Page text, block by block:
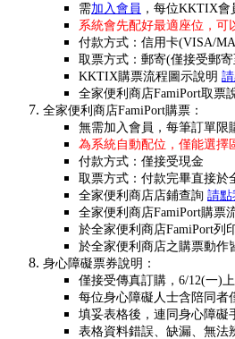
需加入會員 ，每位KKTIX會
系統會先配好最適座位，可
付款方式：信用卡(VISA/
取票方式：郵寄(僅接受郵
KKTIX購票流程圖示說明
全家便利商店FamiPort取票
全家便利商店FamiPort購票：
無需加入會員，每筆訂單限
為系統自動配位，僅能選擇
付款方式：僅接受現金
取票方式：付款完畢直接於
全家便利商店店鋪查詢 請點
全家便利商店FamiPort購票
於全家便利商店FamiPort列
於全家便利商店之購票動作
身心障礙票券說明：
僅接受傳真訂購，6/12(一)
每位身心障礙人士含陪同者
填妥表格後，連同身心障礙
表格資料錯誤、缺漏、無法